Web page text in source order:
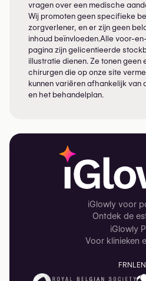
vragen over een medische
Wij promoten geen specifieke
zorgverlener, en er zijn geen
inhoud beïnvloeden.Alle voor-
pagina zijn gelicentieerde
illustratie dienen. Ze tonen geen
chirurgen die op onze site
kunnen variëren afhankelijk van
en het behandelplan.
iGlowly voor
Ontdek de
iGlowly
Voor klinieken
FRNLEN